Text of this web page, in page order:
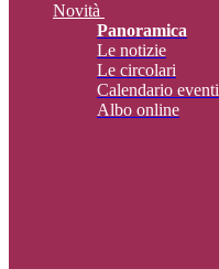
Novità
Panoramica
Le notizie
Le circolari
Calendario eventi
Albo online